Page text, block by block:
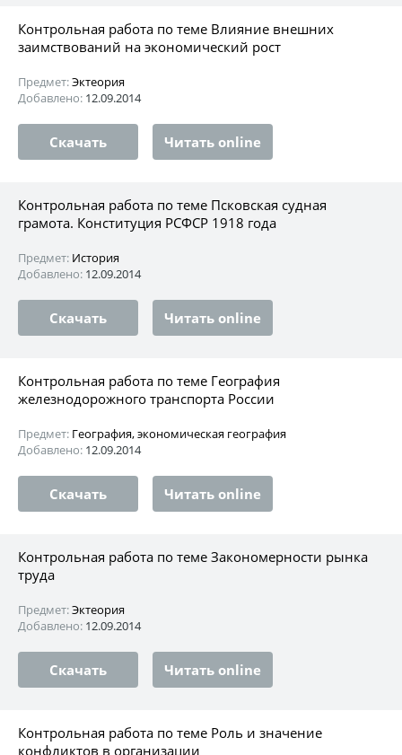
Контрольная работа по теме Влияние внешних
заимствований на экономический рост
Предмет:Эктеория
Добавлено: 12.09.2014
Скачать Читать online
Контрольная работа по теме Псковская судная
грамота. Конституция РСФСР 1918 года
Предмет: История
Добавлено: 12.09.2014
Скачать Читать online
Контрольная работа по теме География
железнодорожного транспорта России
Предмет: География, экономическая география
Добавлено: 12.09.2014
Скачать Читать online
Контрольная работа по теме Закономерности рынка
труда
Предмет:Эктеория
Добавлено: 12.09.2014
Скачать Читать online
Контрольная работа по теме Роль и значение
конфликтов в организации